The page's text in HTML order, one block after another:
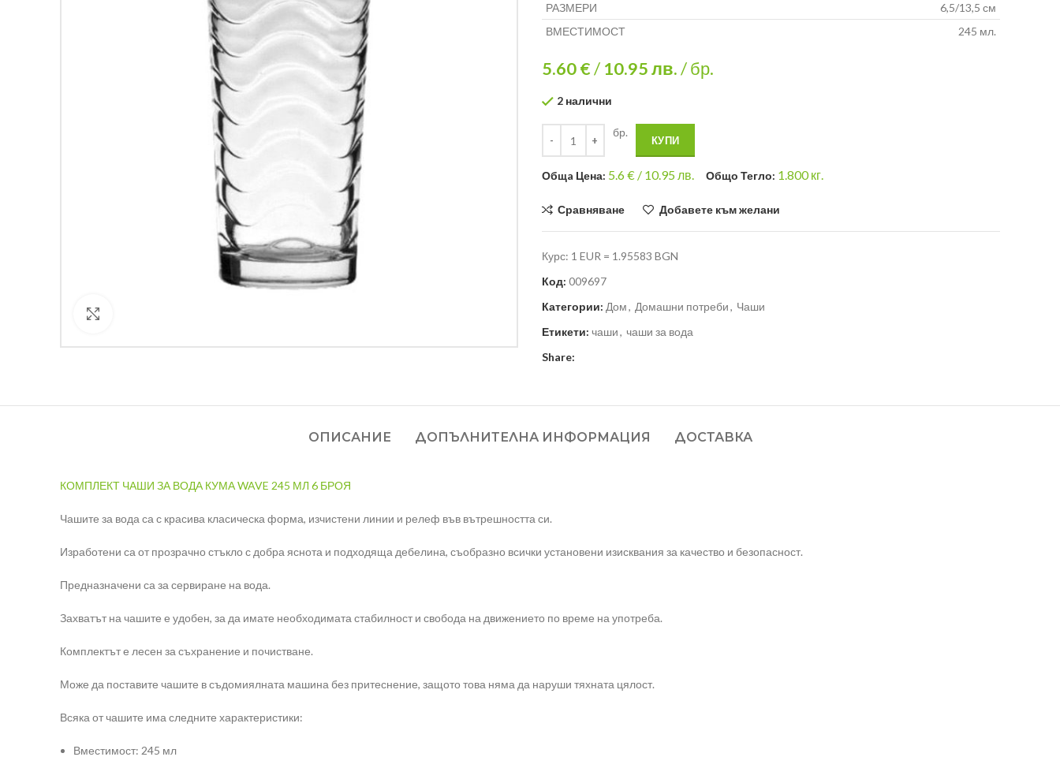
РАЗМЕРИ
6,5/13,5 см
ВМЕСТИМОСТ
245 мл.
5.60 €/ 10.95лв./ бр.
2 налични
бр.
КУПИ
Общa Цена: 5.6€ / 10.95 лв. Общо Тегло: 1.800кг.
Сравняване Добавете към желани
Курс: 1 EUR = 1.95583 BGN
Код: 009697
Категории: Дом, Домашни потреби, Чаши
Етикети: чаши, чаши за вода
Share:
ОПИСАНИЕ ДОПЪЛНИТЕЛНА ИНФОРМАЦИЯ ДОСТАВКА
КОМПЛЕКТ ЧАШИ ЗА ВОДА КУМА WAVE 245 МЛ 6 БРОЯ
Чашите за вода са с красива класическа форма, изчистени линии и релеф във вътрешността си.
Изработени са от прозрачно стъкло с добра яснота и подходяща дебелина, съобразно всички установени изисквания за качество и безопасност.
Предназначени са за сервиране на вода.
Захватът на чашите е удобен, за да имате необходимата стабилност и свобода на движението по време на употреба.
Комплектът е лесен за съхранение и почистване.
Може да поставите чашите в съдомиялната машина без притеснение, защото това няма да наруши тяхната цялост.
Всяка от чашите има следните характеристики:
Вместимост: 245 мл